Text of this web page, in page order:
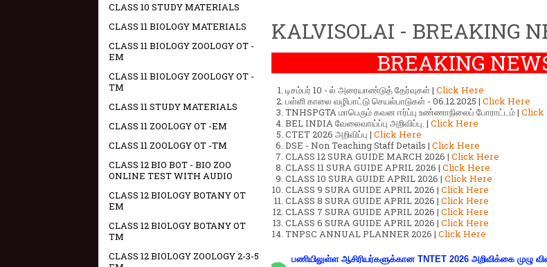
KALVISOLAI - BREAKING
BREAKING
டிசம்பர் 10 - ல் அரையாண்டுத் தேர்வுகள் | Click Here
பள்ளி காலை வழிபாட்டு செயல்பாடுகள் - 06.12.2025 | Click Here
TNHSPGTA மாபெரும் கவன ஈர்ப்பு உண்ணாநிலைப் போராட்டம் | Click
BEL INDIA வேலைவாய்ப்பு அறிவிப்பு. | Click Here
CTET 2026 அறிவிப்பு | Click Here
DSE - Non Teaching Staff Details | Click Here
CLASS 12 SURA GUIDE MARCH 2026 | Click Here
CLASS 11 SURA GUIDE APRIL 2026 | Click Here
CLASS 10 SURA GUIDE APRIL 2026 | Click Here
CLASS 9 SURA GUIDE APRIL 2026 | Click Here
CLASS 8 SURA GUIDE APRIL 2026 | Click Here
CLASS 7 SURA GUIDE APRIL 2026 | Click Here
CLASS 6 SURA GUIDE APRIL 2026 | Click Here
TNPSC ANNUAL PLANNER 2026 | Click Here
பணியிலுள்ள ஆசிரியர்களுக்கான TNTET 2026 அறிவிக்கை முழு
CLASS 10 STUDY MATERIALS
CLASS 11 BIOLOGY MATERIALS
CLASS 11 BIOLOGY ZOOLOGY OT -
EM
CLASS 11 BIOLOGY ZOOLOGY OT -
TM
CLASS 11 STUDY MATERIALS
CLASS 11 ZOOLOGY OT -EM
CLASS 11 ZOOLOGY OT -TM
CLASS 12 BIO BOT - BIO ZOO
ONLINE TEST WITH AUDIO
CLASS 12 BIOLOGY BOTANY OT
EM
CLASS 12 BIOLOGY BOTANY OT
TM
CLASS 12 BIOLOGY ZOOLOGY 2-3-5